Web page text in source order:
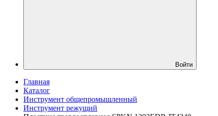
Войти
Главная
Каталог
Инструмент общепромышленный
Инструмент режущий